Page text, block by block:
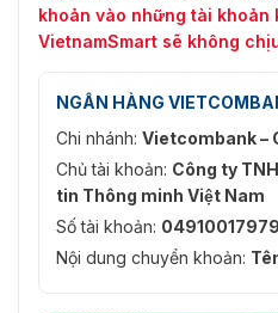
khoản vào những tài khoản
VietnamSmart sẽ không
NGÂN HÀNG
Chi nhánh: Vietcombank –
Chủ tài khoản: Công ty
tin Thông minh Việt Nam
Số tài khoản:
Nội dung chuyển khoản: